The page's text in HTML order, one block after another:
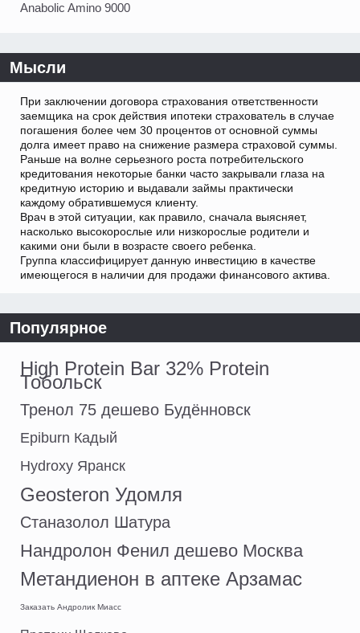
Anabolic Amino 9000
Мысли
При заключении договора страхования ответственности
заемщика на срок действия ипотеки страхователь в случае
погашения более чем 30 процентов от основной суммы
долга имеет право на снижение размера страховой суммы.
Раньше на волне серьезного роста потребительского
кредитования некоторые банки часто закрывали глаза на
кредитную историю и выдавали займы практически
каждому обратившемуся клиенту.
Врач в этой ситуации, как правило, сначала выясняет,
насколько высокорослые или низкорослые родители и
какими они были в возрасте своего ребенка.
Группа классифицирует данную инвестицию в качестве
имеющегося в наличии для продажи финансового актива.
Популярное
High Protein Bar 32% Protein
Тобольск
Тренол 75 дешево Будённовск
Epiburn Кадый
Hydroxy Яранск
Geosteron Удомля
Станазолол Шатура
Нандролон Фенил дешево Москва
Метандиенон в аптеке Арзамас
Заказать Андролик Миасс